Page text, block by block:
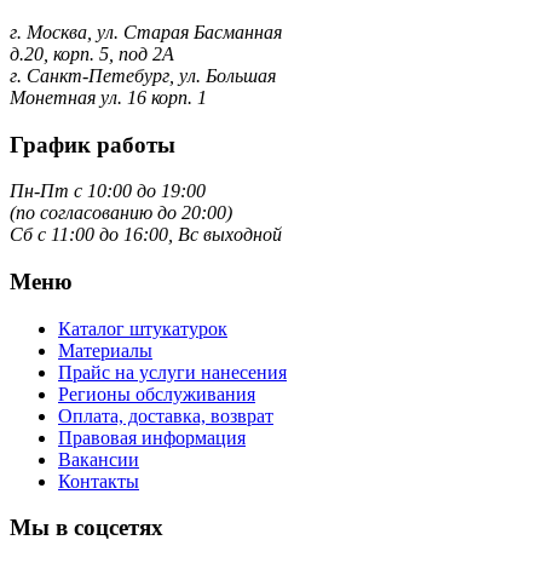
г. Москва, ул. Старая Басманная
д.20, корп. 5, под 2А
г. Санкт-Петебург, ул. Большая
Монетная ул. 16 корп. 1
График работы
Пн-Пт с 10:00 до 19:00
(по согласованию до 20:00)
Сб с 11:00 до 16:00, Вс выходной
Меню
Каталог штукатурок
Материалы
Прайс на услуги нанесения
Регионы обслуживания
Оплата, доставка, возврат
Правовая информация
Вакансии
Контакты
Мы в соцсетях